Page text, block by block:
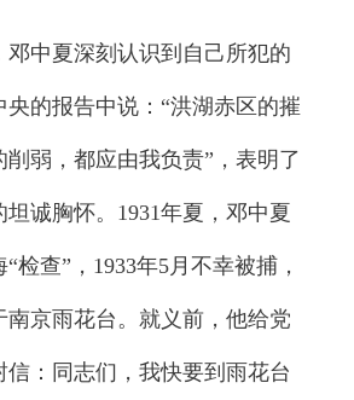
中夏深刻认识到自己所犯的
的报告中说：“洪湖赤区的摧
弱，都应由我负责”，表明了
诚胸怀。1931年夏，邓中夏
检查”，1933年5月不幸被捕，
南京雨花台。就义前，他给党
信：同志们，我快要到雨花台